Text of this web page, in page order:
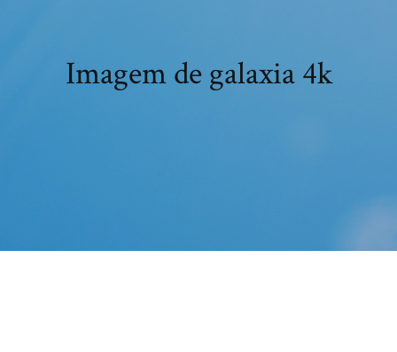
Imagem de galaxia 4k